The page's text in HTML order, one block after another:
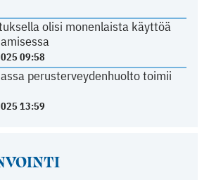
olisi monenlaista käyttöä
09:58
perusterveydenhuolto toimii
13:59